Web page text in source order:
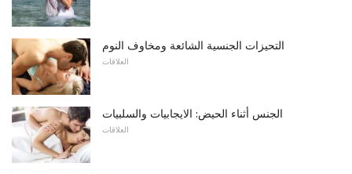
التحيزات الجنسية الشائعة ومخاوف النوم
العلاقات
الجنس أثناء الحيض: الايجابيات والسلبيات
العلاقات